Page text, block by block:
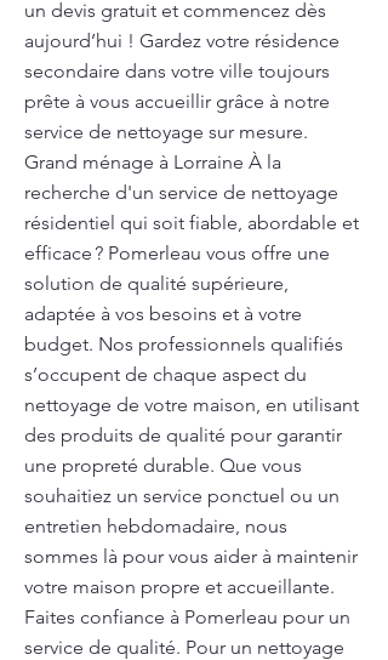
un devis gratuit et commencez dès
aujourd’hui ! Gardez votre résidence
secondaire dans votre ville toujours
prête à vous accueillir grâce à notre
service de nettoyage sur mesure.
Grand ménage à Lorraine À la
recherche d'un service de nettoyage
résidentiel qui soit fiable, abordable et
efficace ? Pomerleau vous offre une
solution de qualité supérieure,
adaptée à vos besoins et à votre
budget. Nos professionnels qualifiés
s’occupent de chaque aspect du
nettoyage de votre maison, en utilisant
des produits de qualité pour garantir
une propreté durable. Que vous
souhaitiez un service ponctuel ou un
entretien hebdomadaire, nous
sommes là pour vous aider à maintenir
votre maison propre et accueillante.
Faites confiance à Pomerleau pour un
service de qualité. Pour un nettoyage